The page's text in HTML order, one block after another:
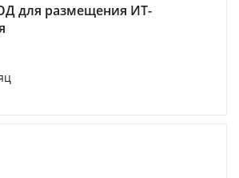
для размещения ИТ-